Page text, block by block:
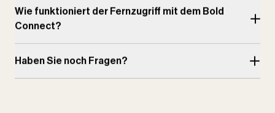
Wie funktioniert der Fernzugriff mit dem Bold
Connect?
Haben Sie noch Fragen?